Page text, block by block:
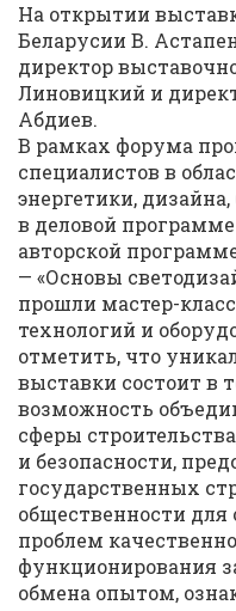
На открытии
Беларусии В.
директор
Линовицкий и
Абдиев.
В рамках форума
специалистов в
энергетики,
в деловой
авторской
— «Основы
прошли мастер-
технологий и
отметить, что
выставки состоит в
возможность
сферы
и безопасности,
государственных
общественности
проблем
функционирования
обмена опытом,